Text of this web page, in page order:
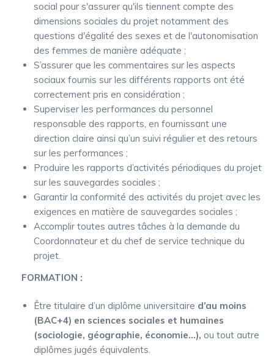
social pour s'assurer qu'ils tiennent compte des
dimensions sociales du projet notamment des
questions d'égalité des sexes et de l'autonomisation
des femmes de manière adéquate ;
S’assurer que les commentaires sur les aspects
sociaux fournis sur les différents rapports ont été
correctement pris en considération ;
Superviser les performances du personnel
responsable des rapports, en fournissant une
direction claire ainsi qu’un suivi régulier et des retours
sur les performances ;
Produire les rapports d’activités périodiques du projet
sur les sauvegardes sociales ;
Garantir la conformité des activités du projet avec les
exigences en matière de sauvegardes sociales ;
Accomplir toutes autres tâches à la demande du
Coordonnateur et du chef de service technique du
projet.
FORMATION :
Être titulaire d’un diplôme universitaire d’au moins
(BAC+4) en sciences sociales et humaines
(sociologie, géographie, économie…), ou tout autre
diplômes jugés équivalents.